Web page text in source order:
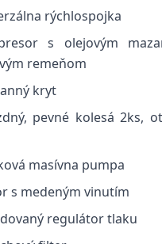
rýchlospojka
s olejovým
remeňom
kryt
pevné kolesá 2ks,
masívna pumpa
s medeným vinutím
regulátor tlaku